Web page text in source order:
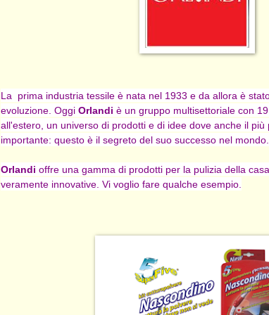
La prima industria tessile è nata nel 1933 e da allora è
evoluzione. Oggi Orlandi è un gruppo multisettoriale con
all'estero, un universo di prodotti e di idee dove anche il più
importante: questo è il segreto del suo successo nel mondo.
Orlandi offre una gamma di prodotti per la pulizia della
veramente innovative. Vi voglio fare qualche esempio.